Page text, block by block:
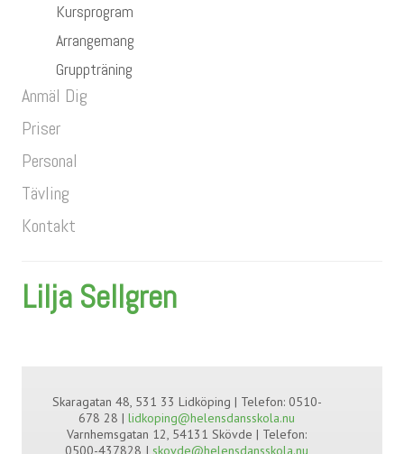
Kursprogram
Arrangemang
Gruppträning
Anmäl Dig
Priser
Personal
Tävling
Kontakt
Lilja Sellgren
Skaragatan 48, 531 33 Lidköping | Telefon: 0510-
678 28 | lidkoping@helensdansskola.nu
Varnhemsgatan 12, 54131 Skövde | Telefon:
0500-437828 I skovde@helensdansskola.nu